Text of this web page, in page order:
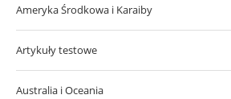
Ameryka Środkowa i Karaiby
Artykuły testowe
Australia i Oceania